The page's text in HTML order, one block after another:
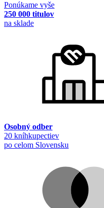
Ponúkame vyše
250 000 titulov
na sklade
Osobný odber
20 kníhkupectiev
po celom Slovensku